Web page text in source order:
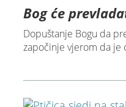
Bog će
Dopuštanje Bogu da
započinje vjerom da je